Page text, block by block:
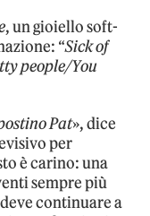
, un gioiello soft-
“Sick of
people/You
Pat», dice
per
è carino: una
sempre più
continuare a